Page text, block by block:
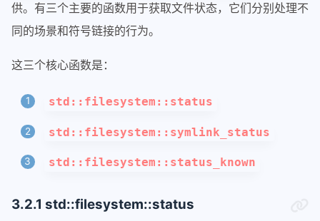
供。有三个主要的函数用于获取文件状态，它们分别处理不
同的场景和符号链接的行为。
这三个核心函数是：
std::filesystem::status
std::filesystem::symlink_status
std::filesystem::status_known
3.2.1 std::filesystem::status